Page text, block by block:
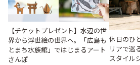
【チケットプレゼント】水辺の世
界から浮世絵の世界へ。「広島も
とまち水族館」ではじまるアート
さんぽ
休日のひ
リアで巡
スタイル